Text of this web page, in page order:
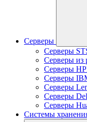
Серверы
Серверы
Серверы
Серверы
Серверы
Серверы
Серверы
Серверы
Системы